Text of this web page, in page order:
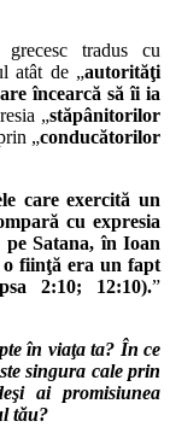
tradus cu
atât de „autorităţi
încearcă să îi ia
„stăpânitorilor
„conducătorilor
care exercită un
cu expresia
pe Satana, în Ioan
o fiinţă era un fapt
2:10; 12:10).”
în viaţa ta? În ce
singura cale prin
ai promisiunea
tău?